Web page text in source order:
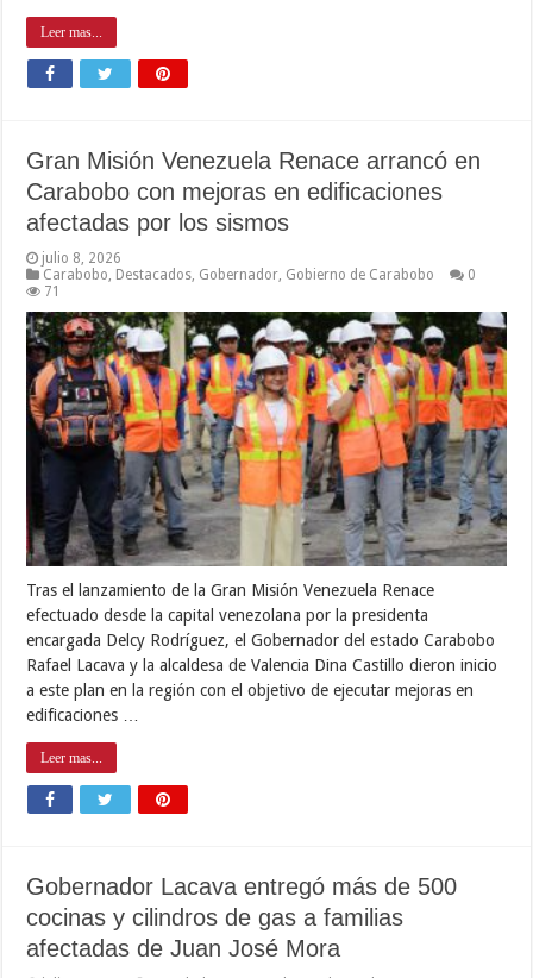
Leer mas...
Gran Misión Venezuela Renace arrancó en
Carabobo con mejoras en edificaciones
afectadas por los sismos
julio 8, 2026
Carabobo Destacados Gobernador Gobierno de Carabobo
0
71
Tras el lanzamiento de la Gran Misión Venezuela Renace
efectuado desde la capital venezolana por la presidenta
encargada Delcy Rodríguez, el Gobernador del estado Carabobo
Rafael Lacava y la alcaldesa de Valencia Dina Castillo dieron inicio
a este plan en la región con el objetivo de ejecutar mejoras en
edificaciones …
Leer mas...
Gobernador Lacava entregó más de 500
cocinas y cilindros de gas a familias
afectadas de Juan José Mora